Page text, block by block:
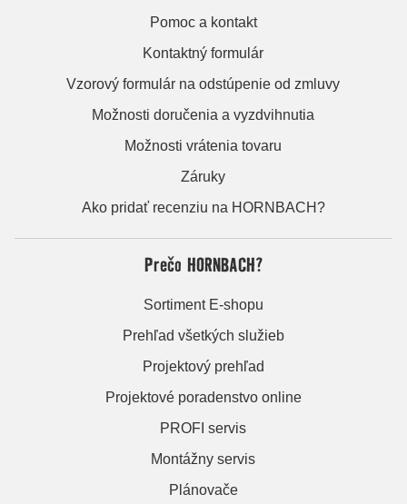
Pomoc a kontakt
Kontaktný formulár
Vzorový formulár na odstúpenie od zmluvy
Možnosti doručenia a vyzdvihnutia
Možnosti vrátenia tovaru
Záruky
Ako pridať recenziu na HORNBACH?
Prečo HORNBACH?
Sortiment E-shopu
Prehľad všetkých služieb
Projektový prehľad
Projektové poradenstvo online
PROFI servis
Montážny servis
Plánovače